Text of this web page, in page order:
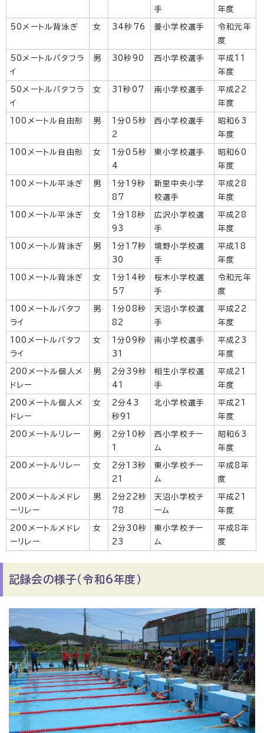
手
年度
50メートル背泳ぎ 女 34秒76 菱小学校選手
令和元年
度
50メートルバタフラ
イ
男 30秒90 西小学校選手
平成11
年度
50メートルバタフラ
イ
女 31秒07 南小学校選手
平成22
年度
100メートル自由形 男
1分05秒
2
西小学校選手
昭和63
年度
100メートル自由形 女
1分05秒
4
東小学校選手
昭和60
年度
100メートル平泳ぎ 男
1分19秒
87
新里中央小学
校選手
平成28
年度
100メートル平泳ぎ 女
1分18秒
93
広沢小学校選
手
平成28
年度
100メートル背泳ぎ 男
1分17秒
30
境野小学校選
手
平成18
年度
100メートル背泳ぎ 女
1分14秒
57
桜木小学校選
手
令和元年
度
100メートルバタフ
ライ
男
1分08秒
82
天沼小学校選
手
平成22
年度
100メートルバタフ
ライ
女
1分09秒
31
南小学校選手
平成23
年度
200メートル個人メ
ドレー
男
2分39秒
41
相生小学校選
手
平成21
年度
200メートル個人メ
ドレー
女
2分43
秒91
北小学校選手
平成21
年度
200メートルリレー 男
2分10秒
1
西小学校チー
ム
昭和63
年度
200メートルリレー 女
2分13秒
21
東小学校チー
ム
平成8年
度
200メートルメドレ
ーリレー
男
2分22秒
78
天沼小学校チ
ーム
平成21
年度
200メートルメドレ
ーリレー
女
2分30秒
23
東小学校チー
ム
平成8年
度
記録会の様子（令和6年度）